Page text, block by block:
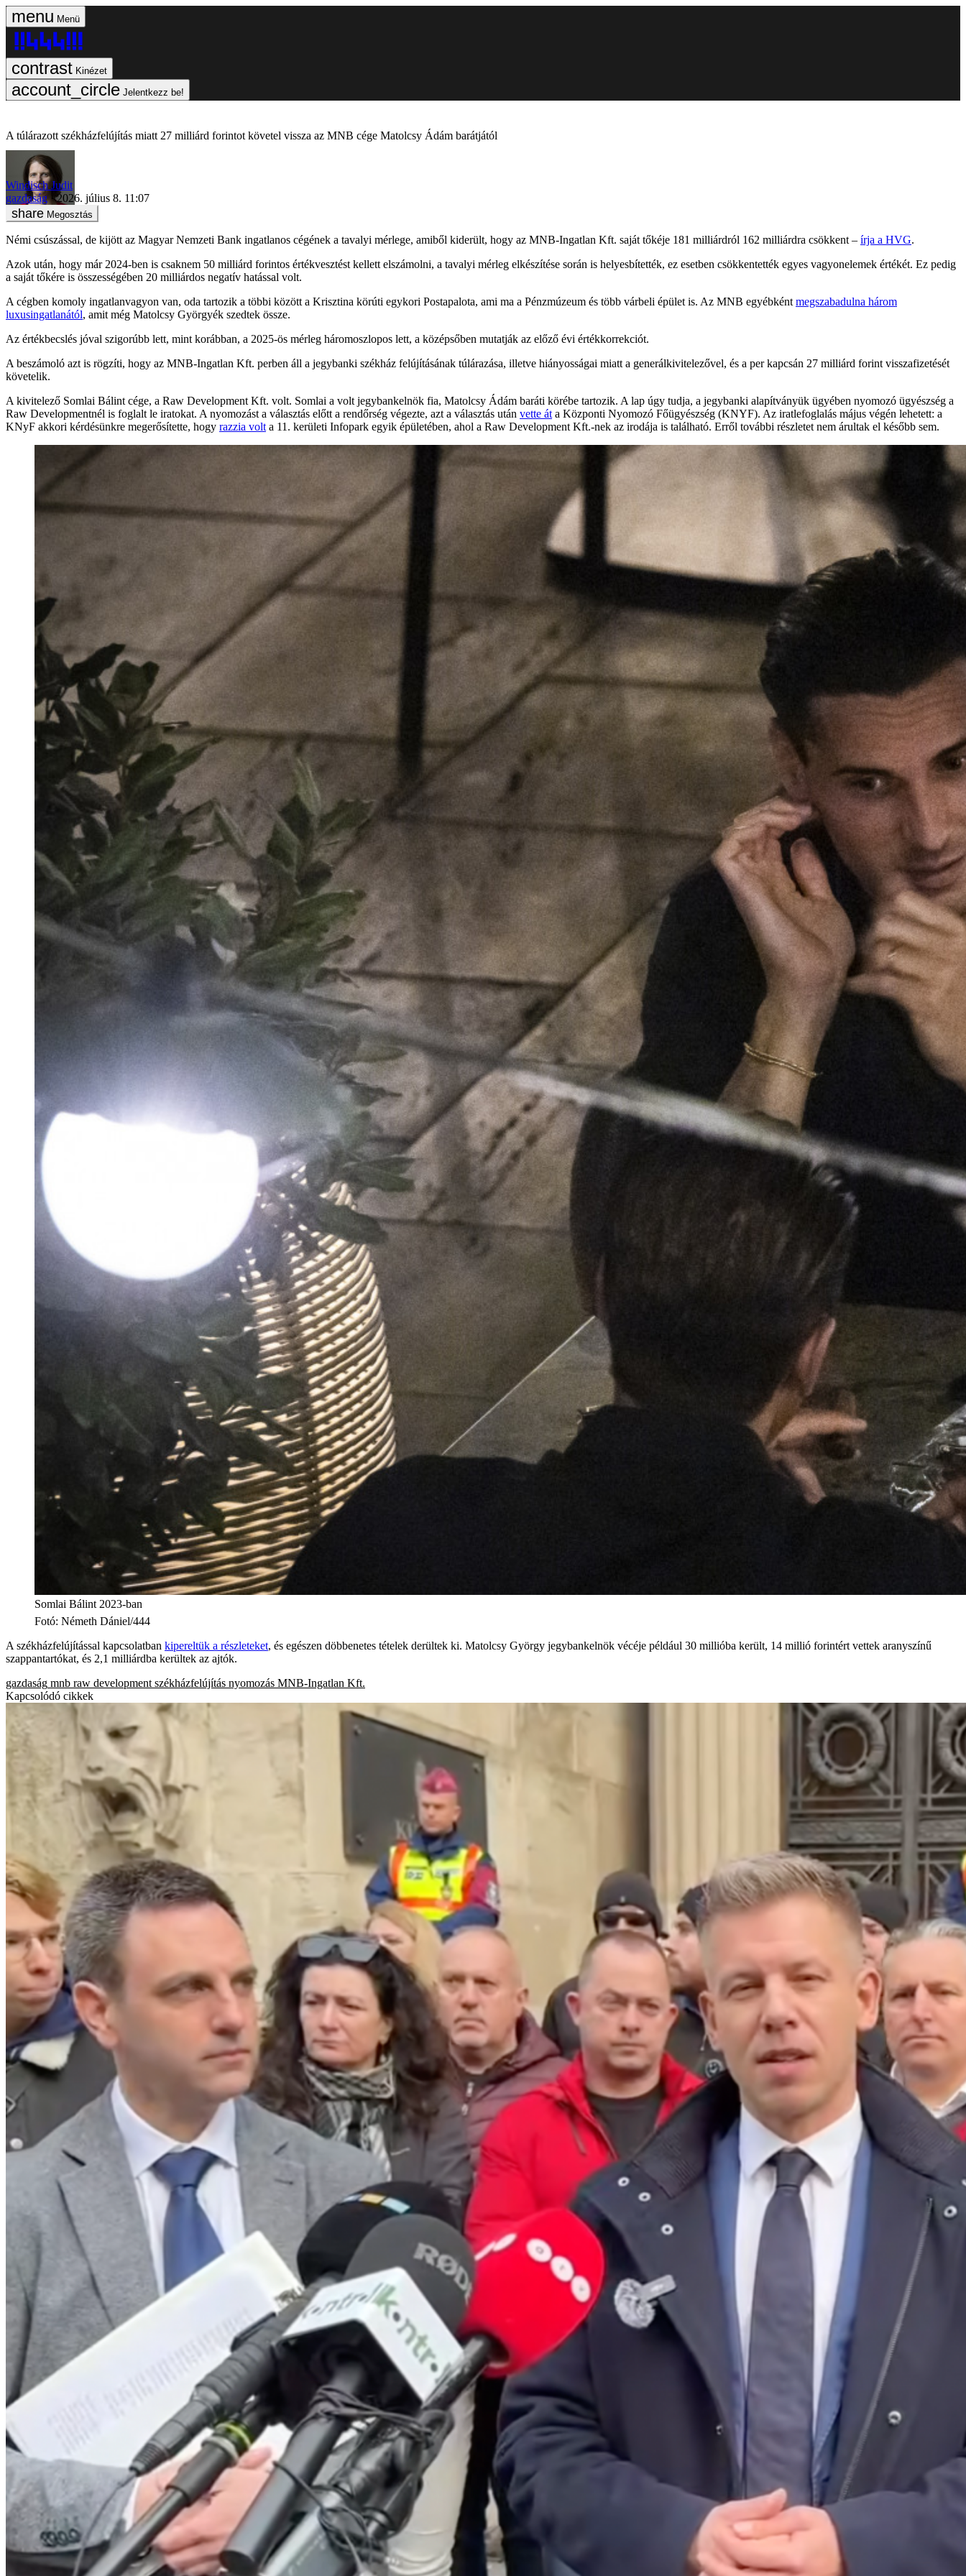
Menü
Kinézet
Jelentkezz be!
A túlárazott székházfelújítás miatt 27 milliárd forintot követel vissza az MNB cége Matolcsy Ádám barátjától
Windisch Judit
gazdaság
2026. július 8. 11:07
Megosztás
Némi csúszással, de kijött az Magyar Nemzeti Bank ingatlanos cégének a tavalyi mérlege, amiből kiderült, hogy az MNB-Ingatlan Kft. saját tőkéje 181 milliárdról 162 milliárdra csökkent – írja a HVG.
Azok után, hogy már 2024-ben is csaknem 50 milliárd forintos értékvesztést kellett elszámolni, a tavalyi mérleg elkészítése során is helyesbítették, ez esetben csökkentették egyes vagyonelemek értékét. Ez pedig
a saját tőkére is összességében 20 milliárdos negatív hatással volt.
A cégben komoly ingatlanvagyon van, oda tartozik a többi között a Krisztina körúti egykori Postapalota, ami ma a Pénzmúzeum és több várbeli épület is. Az MNB egyébként megszabadulna három
luxusingatlanától, amit még Matolcsy Györgyék szedtek össze.
Az értékbecslés jóval szigorúbb lett, mint korábban, a 2025-ös mérleg háromoszlopos lett, a középsőben mutatják az előző évi értékkorrekciót.
A beszámoló azt is rögzíti, hogy az MNB-Ingatlan Kft. perben áll a jegybanki székház felújításának túlárazása, illetve hiányosságai miatt a generálkivitelezővel, és a per kapcsán 27 milliárd forint visszafizetését
követelik.
A kivitelező Somlai Bálint cége, a Raw Development Kft. volt. Somlai a volt jegybankelnök fia, Matolcsy Ádám baráti körébe tartozik. A lap úgy tudja, a jegybanki alapítványük ügyében nyomozó ügyészség a
Raw Developmentnél is foglalt le iratokat. A nyomozást a választás előtt a rendőrség végezte, azt a választás után vette át a Központi Nyomozó Főügyészség (KNYF). Az iratlefoglalás május végén lehetett: a
KNyF akkori kérdésünkre megerősítette, hogy razzia volt a 11. kerületi Infopark egyik épületében, ahol a Raw Development Kft.-nek az irodája is található. Erről további részletet nem árultak el később sem.
Somlai Bálint 2023-ban
Fotó: Németh Dániel/444
A székházfelújítással kapcsolatban kipereltük a részleteket, és egészen döbbenetes tételek derültek ki. Matolcsy György jegybankelnök vécéje például 30 millióba került, 14 millió forintért vettek aranyszínű
szappantartókat, és 2,1 milliárdba kerültek az ajtók.
gazdaság mnb raw development székházfelújítás nyomozás MNB-Ingatlan Kft.
Kapcsolódó cikkek